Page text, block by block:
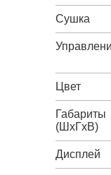
Сушка
Цвет
Габариты
(ШxГxВ)
Дисплей